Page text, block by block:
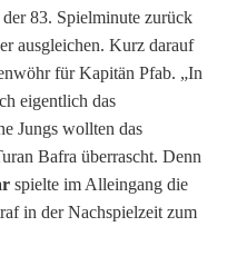
83. Spielminute zurück
ausgleichen. Kurz darauf
für Kapitän Pfab. „In
eigentlich das
Jungs wollten das
Bafra überrascht. Denn
spielte im Alleingang die
in der Nachspielzeit zum